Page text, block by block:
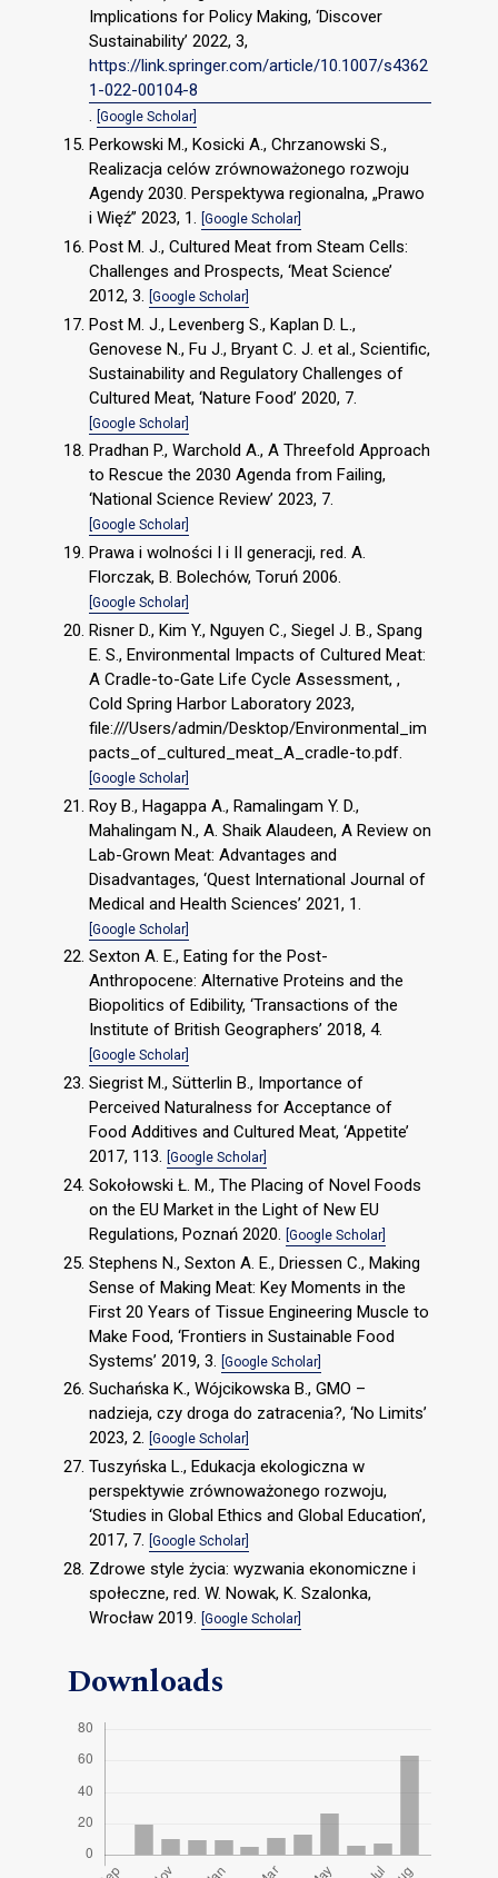
Implications for Policy Making, ‘Discover
Sustainability’ 2022, 3,
https://link.springer.com/article/10.1007/s4362
1-022-00104-8
. [Google Scholar]
Perkowski M., Kosicki A., Chrzanowski S.,
Realizacja celów zrównoważonego rozwoju
Agendy 2030. Perspektywa regionalna, „Prawo
i Więź” 2023, 1. [Google Scholar]
Post M. J., Cultured Meat from Steam Cells:
Challenges and Prospects, ‘Meat Science’
2012, 3. [Google Scholar]
Post M. J., Levenberg S., Kaplan D. L.,
Genovese N., Fu J., Bryant C. J. et al., Scientific,
Sustainability and Regulatory Challenges of
Cultured Meat, ‘Nature Food’ 2020, 7.
[Google Scholar]
Pradhan P., Warchold A., A Threefold Approach
to Rescue the 2030 Agenda from Failing,
‘National Science Review’ 2023, 7.
[Google Scholar]
Prawa i wolności I i II generacji, red. A.
Florczak, B. Bolechów, Toruń 2006.
[Google Scholar]
Risner D., Kim Y., Nguyen C., Siegel J. B., Spang
E. S., Environmental Impacts of Cultured Meat:
A Cradle-to-Gate Life Cycle Assessment, ,
Cold Spring Harbor Laboratory 2023,
file:///Users/admin/Desktop/Environmental_im
pacts_of_cultured_meat_A_cradle-to.pdf.
[Google Scholar]
Roy B., Hagappa A., Ramalingam Y. D.,
Mahalingam N., A. Shaik Alaudeen, A Review on
Lab-Grown Meat: Advantages and
Disadvantages, ‘Quest International Journal of
Medical and Health Sciences’ 2021, 1.
[Google Scholar]
Sexton A. E., Eating for the Post-
Anthropocene: Alternative Proteins and the
Biopolitics of Edibility, ‘Transactions of the
Institute of British Geographers’ 2018, 4.
[Google Scholar]
Siegrist M., Sütterlin B., Importance of
Perceived Naturalness for Acceptance of
Food Additives and Cultured Meat, ‘Appetite’
2017, 113. [Google Scholar]
Sokołowski Ł. M., The Placing of Novel Foods
on the EU Market in the Light of New EU
Regulations, Poznań 2020. [Google Scholar]
Stephens N., Sexton A. E., Driessen C., Making
Sense of Making Meat: Key Moments in the
First 20 Years of Tissue Engineering Muscle to
Make Food, ‘Frontiers in Sustainable Food
Systems’ 2019, 3. [Google Scholar]
Suchańska K., Wójcikowska B., GMO –
nadzieja, czy droga do zatracenia?, ‘No Limits’
2023, 2. [Google Scholar]
Tuszyńska L., Edukacja ekologiczna w
perspektywie zrównoważonego rozwoju,
‘Studies in Global Ethics and Global Education’,
2017, 7. [Google Scholar]
Zdrowe style życia: wyzwania ekonomiczne i
społeczne, red. W. Nowak, K. Szalonka,
Wrocław 2019. [Google Scholar]
Downloads